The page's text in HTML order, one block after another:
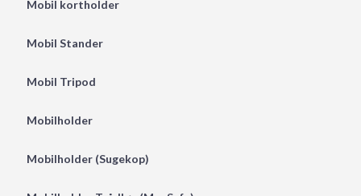
Mobil kortholder
Mobil Stander
Mobil Tripod
Mobilholder
Mobilholder (Sugekop)